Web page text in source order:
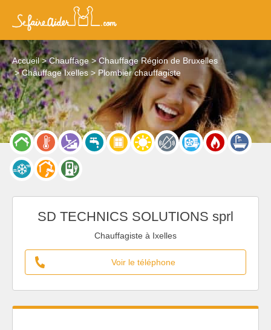
Accueil Chauffage
Chauffage Région de Bruxelles
Chauffage Ixelles
Plombier chauffagiste
SD TECHNICS SOLUTIONS sprl
Chauffagiste à Ixelles
Voir le téléphone